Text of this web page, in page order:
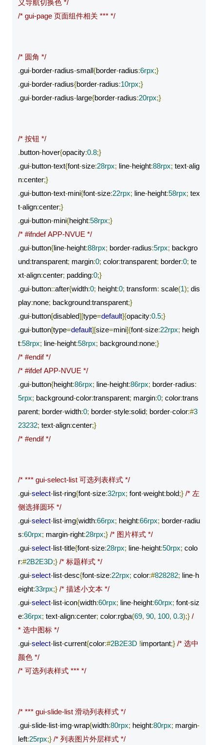
义导航切换色 */
/* gui-page 页面组件相关 *** */
/* 圆角 */
.gui-border-radius-small{border-radius:6rpx;}
.gui-border-radius{border-radius:10rpx;}
.gui-border-radius-large{border-radius:20rpx;}
/* 按钮 */
.button-hover{opacity:0.8;}
.gui-button-text{font-size:28rpx; line-height:88rpx; text-alig
n:center;}
.gui-button-text-mini{font-size:22rpx; line-height:58rpx; tex
t-align:center;}
.gui-button-mini{height:58rpx;}
/* #ifndef APP-NVUE */
.gui-button{line-height:88rpx; border-radius:5rpx; backgro
und:transparent; margin:0; color:transparent; border:0; te
xt-align:center; padding:0;}
.gui-button::after{width:0; height:0; transform: scale(1); dis
play:none; background:transparent;}
.gui-button[disabled][type=default]{opacity:0.5;}
.gui-button[type=default][size=mini]{font-size:22rpx; heigh
t:58rpx; line-height:58rpx; background:none;}
/* #endif */
/* #ifdef APP-NVUE */
.gui-button{height:86rpx; line-height:86rpx; border-radius:
5rpx; background-color:transparent; margin:0; color:trans
parent; border-width:0; border-style:solid; border-color:#3
23232; text-align:center;}
/* #endif */
/* *** gui-select-list 可选列表样式 */
.gui-select-list-ring{font-size:32rpx; font-weight:bold;} /* 左
侧选择圆环 */
.gui-select-list-img{width:66rpx; height:66rpx; border-radiu
s:60rpx; margin-right:28rpx;} /* 图片样式 */
.gui-select-list-title{font-size:28rpx; line-height:50rpx; colo
r:#2B2E3D;} /* 标题样式 */
.gui-select-list-desc{font-size:22rpx; color:#828282; line-h
eight:33rpx;} /* 描述小文本 */
.gui-select-list-icon{width:60rpx; line-height:60rpx; font-siz
e:36rpx; text-align:center; color:rgba(69, 90, 100, 0.3);} /
* 选中图标 */
.gui-select-list-current{color:#2B2E3D !important;} /* 选中
颜色 */
/* 可选列表样式 *** */
/* *** gui-slide-list 滑动列表样式 */
.gui-slide-list-img-wrap{width:80rpx; height:80rpx; margin-
left:25rpx;} /* 列表图片外层样式 */